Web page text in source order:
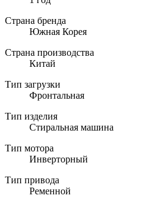
Страна бренда
Южная Корея
Страна производства
Китай
Тип загрузки
Фронтальная
Тип изделия
Стиральная машина
Тип мотора
Инверторный
Тип привода
Ременной